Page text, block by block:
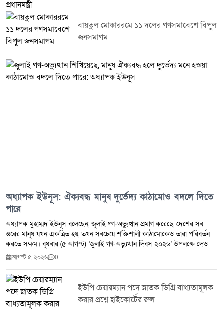
বায়তুল মোকাররমে ১১ দলের গণসমাবেশে বিপুল
জনসমাগম
অধ্যাপক ইউনূস: ঐক্যবদ্ধ মানুষ দুর্ভেদ্য কাঠামোও বদলে দিতে
পারে
অধ্যাপক মুহাম্মদ ইউনূস বলেছেন, জুলাই গণ-অভ্যুত্থান প্রমাণ করেছে, দেশের সব
স্তরের মানুষ যখন একত্রিত হয়, তখন সবচেয়ে শক্তিশালী কাঠামোকেও তারা পরিবর্তন
করতে সক্ষম। বুধবার (৫ আগস্ট) ‘জুলাই গণ-অভ্যুত্থান দিবস ২০২৬’ উপলক্ষে দেওয়া
এক বিবৃতিতে তিনি এই মন্তব্য করেন। ২০২৪ সালের এই দিনে আওয়ামী লীগ
তিন দিন পর ৮ আগস্ট অধ্যাপক ইউনূসের নেতৃত্বে অন্তর্বর্তী সরকার শপথ নেয়।
বিবৃতিতে তিনি বলেন, জুলাই গণমানুষের অধিকার, ন্যায়বিচার ও গণতান্ত্রিক আকাঙ্ক্ষার
এক গুরুত্বপূর্ণ অধ্যায়। ৩৬ দিনের এই দীর্ঘ মাসে জাতি অন্যায়ের বিরুদ্ধে অসাধারণ
শক্তিতে ঐক্যবদ্ধ হয়েছিল। অধ্যাপক ইউনূস গভীর শ্রদ্ধার সঙ্গে স্মরণ করেন সেই সব
আগস্ট ৫, ২০২৬ 0
ইউপি চেয়ারম্যান পদে স্নাতক ডিগ্রি বাধ্যতামূলক
করার প্রশ্নে হাইকোর্টের রুল